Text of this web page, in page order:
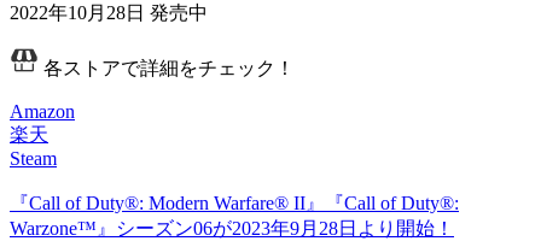
2022年10月28日 発売中
各ストアで詳細をチェック！
Amazon
楽天
Steam
『Call of Duty®: Modern Warfare® II』『Call of Duty®:
Warzone™』シーズン06が2023年9月28日より開始！